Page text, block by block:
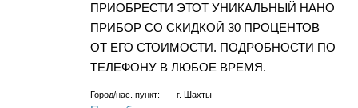
ПРИОБРЕСТИ ЭТОТ УНИКАЛЬНЫЙ НАНО
ПРИБОР СО СКИДКОЙ 30 ПРОЦЕНТОВ
ОТ ЕГО СТОИМОСТИ. ПОДРОБНОСТИ ПО
ТЕЛЕФОНУ В ЛЮБОЕ ВРЕМЯ.
Город/нас. пункт: г. Шахты